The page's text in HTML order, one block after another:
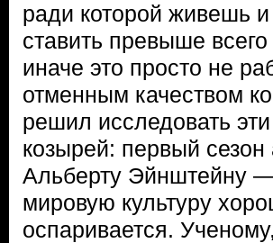
ради которой живешь
ставить превыше
иначе это просто не
отменным качеством
решил исследовать
козырей: первый сезон
Альберту Эйнштейну
мировую культуру
оспаривается.